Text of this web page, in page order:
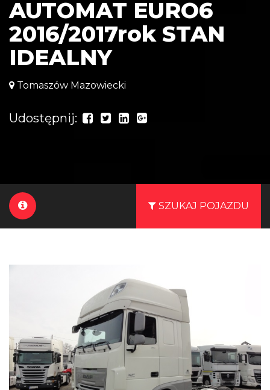
AUTOMAT EURO6
2016/2017rok STAN
IDEALNY
Tomaszów Mazowiecki
Udostępnij:
SZUKAJ POJAZDU